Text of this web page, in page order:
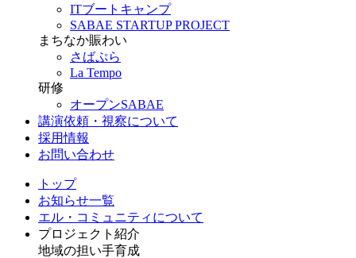
ITブートキャンプ
SABAE STARTUP PROJECT
まちなか賑わい
さばぷら
La Tempo
研修
オープンSABAE
講演依頼・視察について
採用情報
お問い合わせ
トップ
お知らせ一覧
エル・コミュニティについて
プロジェクト紹介
地域の担い手育成